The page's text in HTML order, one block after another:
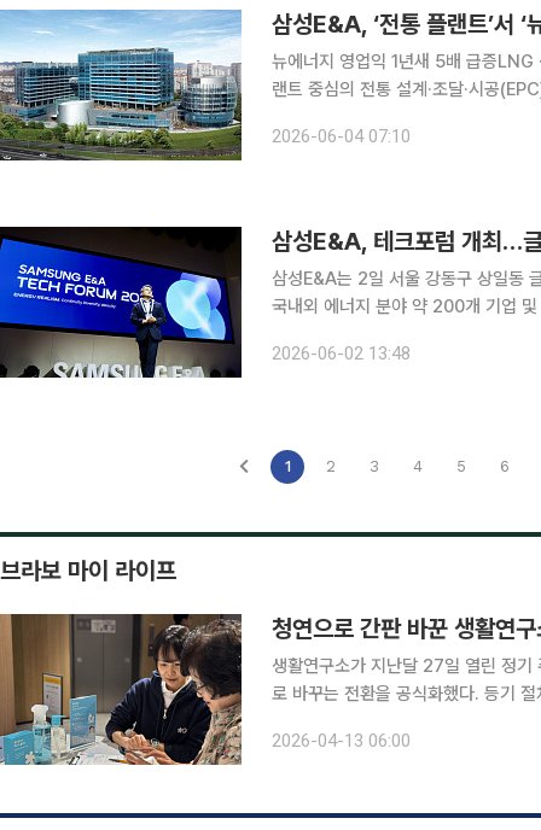
삼성E&A, ‘전통 플랜트’서 ‘
뉴에너지 영업익 1년새 5배 급증LNGㆍ청정에너지 등
랜트 중심의 전통 설계·조달·시공
2026-06-04 07:10
삼성E&A, 테크포럼 개최…
삼성E&A는 2일 서울 강동구 상일동
국내외 에너지 분야 약 200개 기업
류의 장으로 운영돼 왔다. 세 번째로
2026-06-02 13:48
1 2 3 4 5 6
브라보 마이 라이프
청연으로 간판 바꾼 생활연
생활연구소가 지난달 27일 열린 정기
로 바꾸는 전환을 공식화했다. 등기 절차가
해 제공하겠다는 방향을 보다 분명히
2026-04-13 06:00